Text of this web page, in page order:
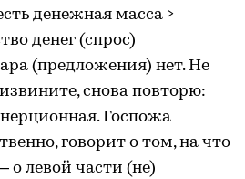
денежная масса >
денег (спрос)
(предложения) нет. Не
снова повторю:
Госпожа
говорит о том, на что
о левой части (не)